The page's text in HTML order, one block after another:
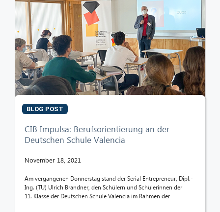
BLOG POST
CIB Impulsa: Berufsorientierung an der
Deutschen Schule Valencia
November 18, 2021
Am vergangenen Donnerstag stand der Serial Entrepreneur, Dipl.-
Ing. (TU) Ulrich Brandner, den Schülern und Schülerinnen der
11. Klasse der Deutschen Schule Valencia im Rahmen der
CIB AI ChatBot
Hello! What can I do for you?